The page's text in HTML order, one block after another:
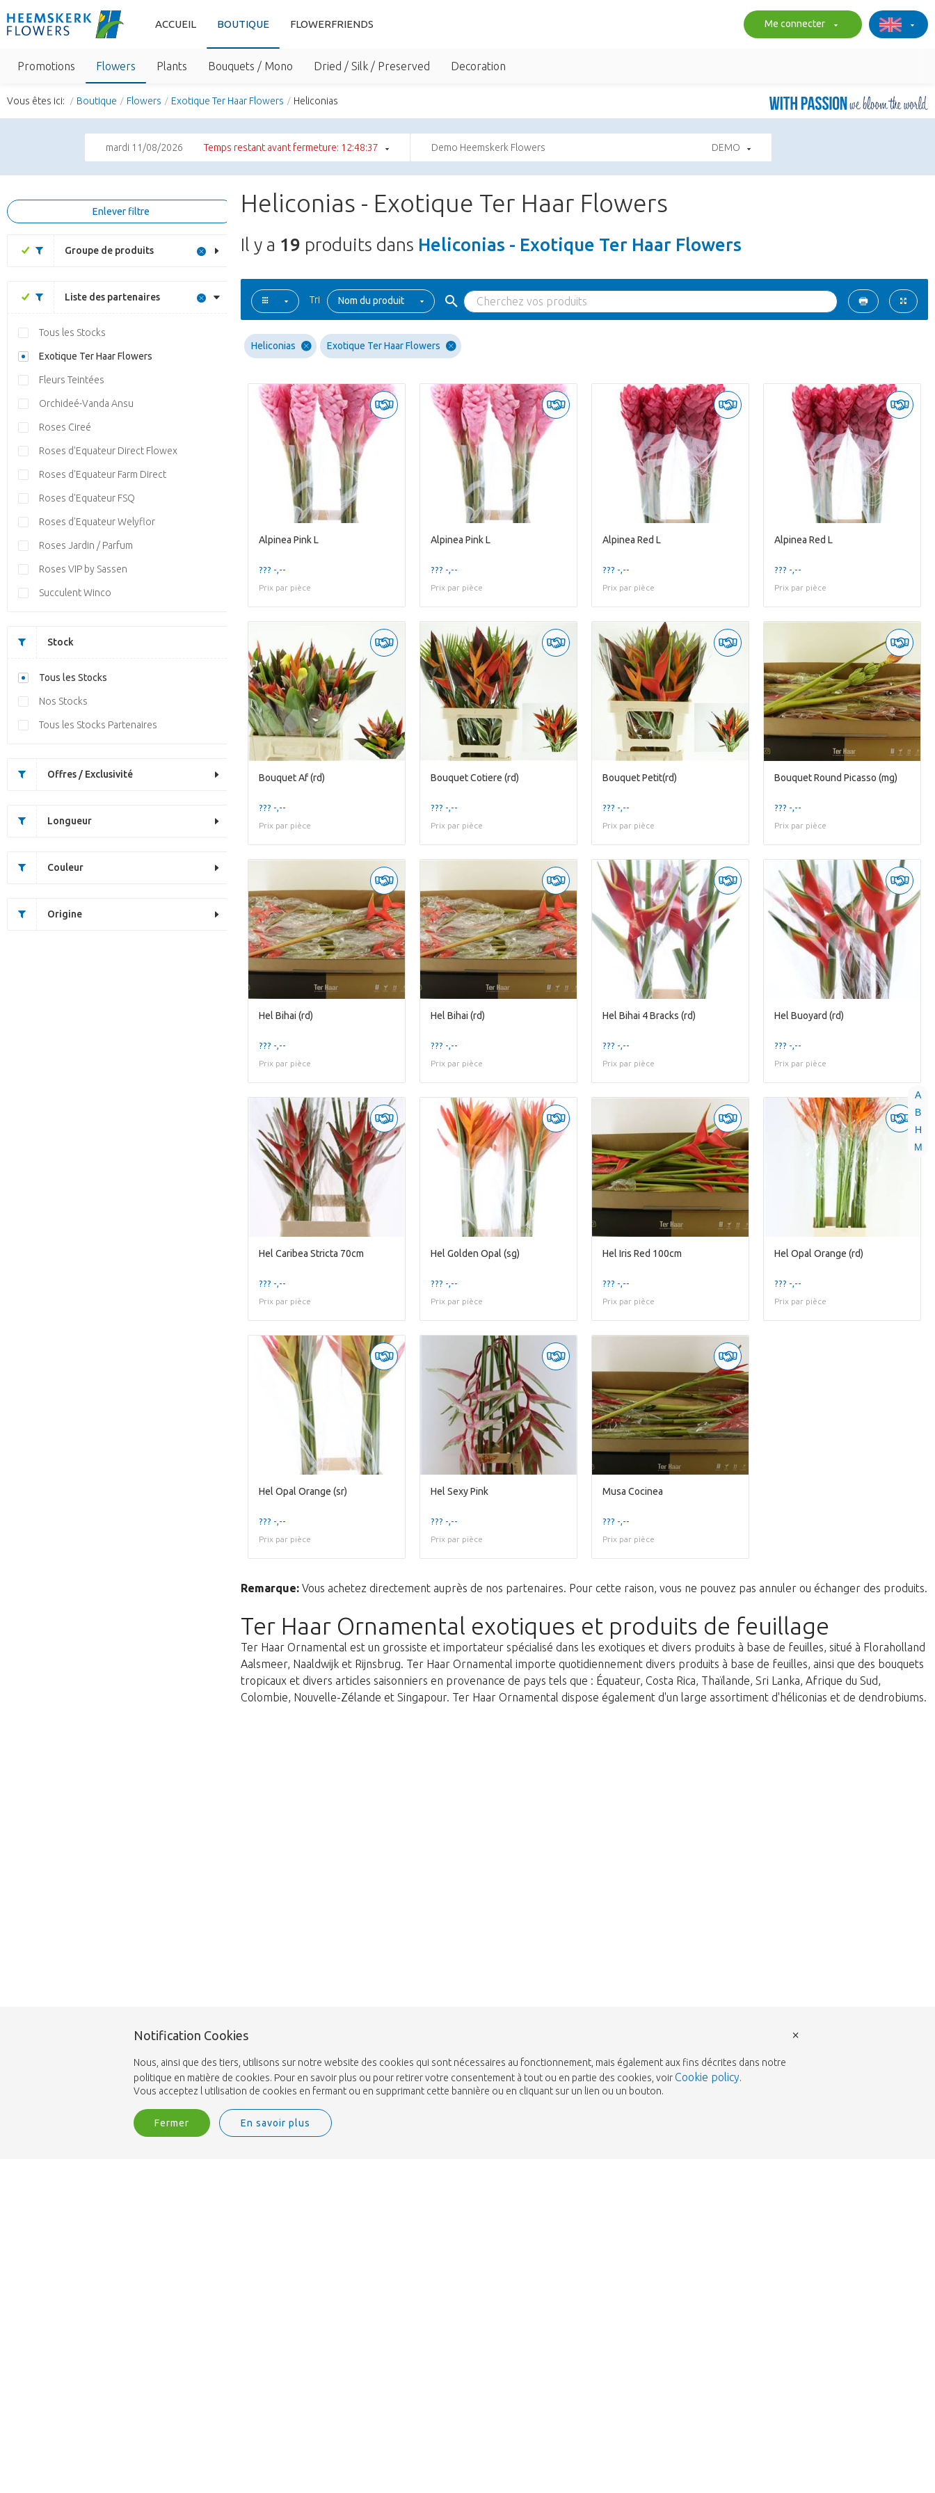
ACCUEIL BOUTIQUE FLOWERFRIENDS Me connecter
Promotions Flowers Plants Bouquets / Mono Dried / Silk / Preserved Decoration
Vous êtes ici: Boutique Flowers Exotique Ter Haar Flowers Heliconias
mardi 11/08/2026 Temps restant avant fermeture: 12:48:37 Demo Heemskerk Flowers DEMO
A
B
H
M
Enlever filtre
Groupe de produits
Liste des partenaires
Tous les Stocks
Exotique Ter Haar Flowers
Fleurs Teintées
Orchideé-Vanda Ansu
Roses Cireé
Roses d'Equateur Direct Flowex
Roses d'Equateur Farm Direct
Roses d'Equateur FSQ
Roses d'Equateur Welyflor
Roses Jardin / Parfum
Roses VIP by Sassen
Succulent Winco
Stock
Tous les Stocks
Nos Stocks
Tous les Stocks Partenaires
Offres / Exclusivité
Longueur
Couleur
Origine
Heliconias - Exotique Ter Haar Flowers
Il y a 19 produits dans Heliconias - Exotique Ter Haar Flowers
Tri Nom du produit
Heliconias Exotique Ter Haar Flowers
Alpinea Pink L
??? -,--
Prix par pièce
Alpinea Pink L
??? -,--
Prix par pièce
Alpinea Red L
??? -,--
Prix par pièce
Alpinea Red L
??? -,--
Prix par pièce
Bouquet Af (rd)
??? -,--
Prix par pièce
Bouquet Cotiere (rd)
??? -,--
Prix par pièce
Bouquet Petit(rd)
??? -,--
Prix par pièce
Bouquet Round Picasso (mg)
??? -,--
Prix par pièce
Hel Bihai (rd)
??? -,--
Prix par pièce
Hel Bihai (rd)
??? -,--
Prix par pièce
Hel Bihai 4 Bracks (rd)
??? -,--
Prix par pièce
Hel Buoyard (rd)
??? -,--
Prix par pièce
Hel Caribea Stricta 70cm
??? -,--
Prix par pièce
Hel Golden Opal (sg)
??? -,--
Prix par pièce
Hel Iris Red 100cm
??? -,--
Prix par pièce
Hel Opal Orange (rd)
??? -,--
Prix par pièce
Hel Opal Orange (sr)
??? -,--
Prix par pièce
Hel Sexy Pink
??? -,--
Prix par pièce
Musa Cocinea
??? -,--
Prix par pièce
Remarque: Vous achetez directement auprès de nos partenaires. Pour cette raison, vous ne pouvez pas annuler ou échanger des produits.
Ter Haar Ornamental exotiques et produits de feuillage
Ter Haar Ornamental est un grossiste et importateur spécialisé dans les exotiques et divers produits à base de feuilles, situé à Floraholland
Aalsmeer, Naaldwijk et Rijnsbrug. Ter Haar Ornamental importe quotidiennement divers produits à base de feuilles, ainsi que des bouquets
tropicaux et divers articles saisonniers en provenance de pays tels que : Équateur, Costa Rica, Thaïlande, Sri Lanka, Afrique du Sud,
Colombie, Nouvelle-Zélande et Singapour. Ter Haar Ornamental dispose également d'un large assortiment d'héliconias et de dendrobiums.
Notification Cookies
Nous, ainsi que des tiers, utilisons sur notre website des cookies qui sont nécessaires au fonctionnement, mais également aux fins décrites dans notre
politique en matière de cookies. Pour en savoir plus ou pour retirer votre consentement à tout ou en partie des cookies, voirCookie policy.
Vous acceptez l utilisation de cookies en fermant ou en supprimant cette bannière ou en cliquant sur un lien ou un bouton.
Fermer En savoir plus
×